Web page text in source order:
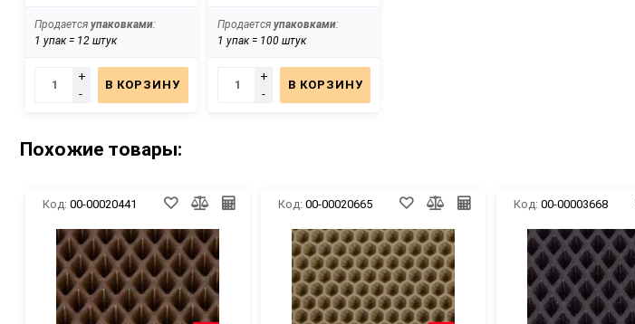
Продается упаковками:
1 упак = 12 штук
+
-
В КОРЗИНУ
Продается упаковками:
1 упак = 100 штук
+
-
В КОРЗИНУ
Похожие товары:
Код: 00-00020441 Код: 00-00020665 Код: 00-00003668